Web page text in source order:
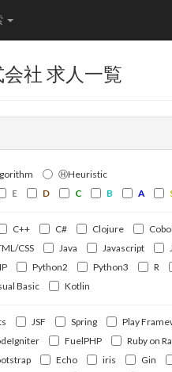
社 求人一覧
ⒽHeuristic
E D C B A
C++ C# Clojure Cobol
CSS
Java Javascript
Python2 Python3 R
Basic
Kotlin
JSF Spring Play
FuelPHP Ruby on
Echo iris Gin